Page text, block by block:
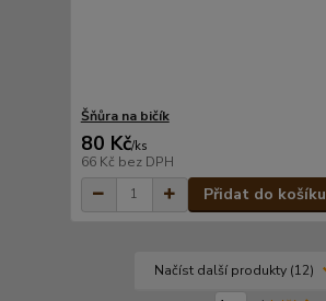
Šňůra na bičík
80 Kč/ks
66 Kč bez DPH
Přidat do košíku
Načíst další produkty (12)